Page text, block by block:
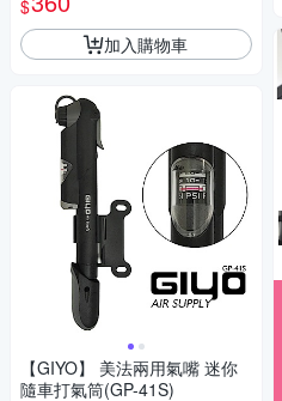
$
加入購物車
【GIYO】 美法兩用氣嘴 迷你
隨車打氣筒(GP-41S)